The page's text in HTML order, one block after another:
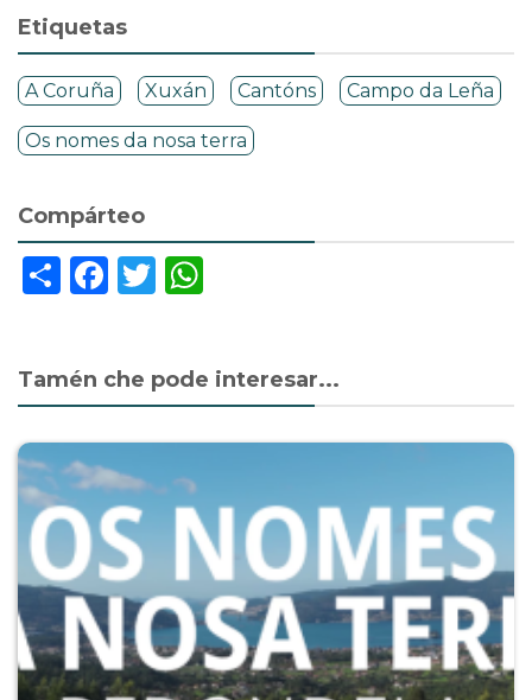
Etiquetas
A Coruña Xuxán Cantóns Campo da Leña
Os nomes da nosa terra
Compárteo
Tamén che pode interesar...